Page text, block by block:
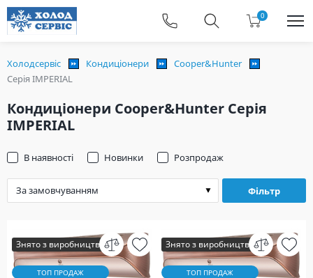
0
Холодсервіс Кондиціонери
Cooper&Hunter
Серія IMPERIAL
Кондиціонери Cooper&Hunter Серія
IMPERIAL
Фільтр
В наявності Новинки Розпродаж
Знято з виробництва
ТОП ПРОДАЖ
Знято з виробництва
ТОП ПРОДАЖ